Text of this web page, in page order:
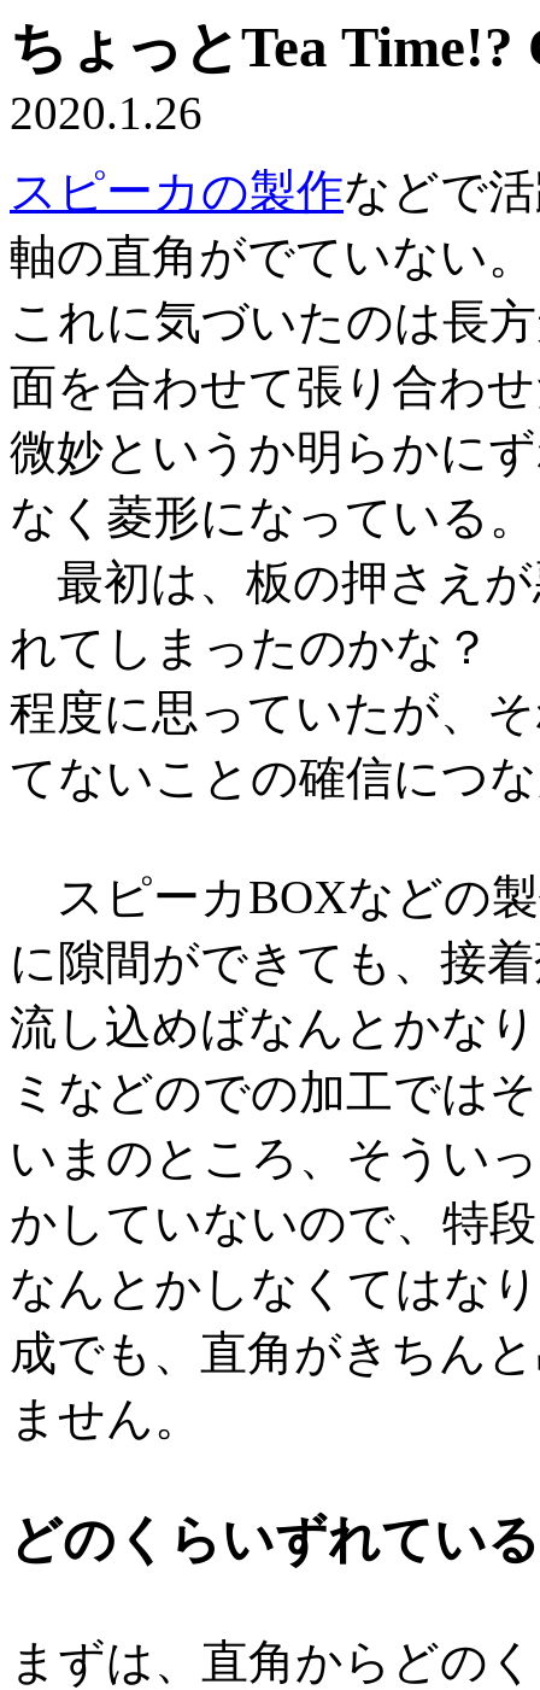
ちょっとTea
2020.1.26
スピーカの製作などで
軸の直角がでていない。
これに気づいたのは長
面を合わせて張り合わ
微妙というか明らかに
なく菱形になっている。
最初は、板の押さえ
れてしまったのかな？
程度に思っていたが、
てないことの確信につ
スピーカBOXなどの
に隙間ができても、接
流し込めばなんとかな
ミなどのでの加工では
いまのところ、そうい
かしていないので、特
なんとかしなくてはな
成でも、直角がきちん
ません。
どのくらいずれてい
まずは、直角からどの